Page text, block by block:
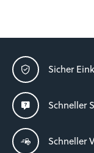
Sicher
Schneller
Schneller